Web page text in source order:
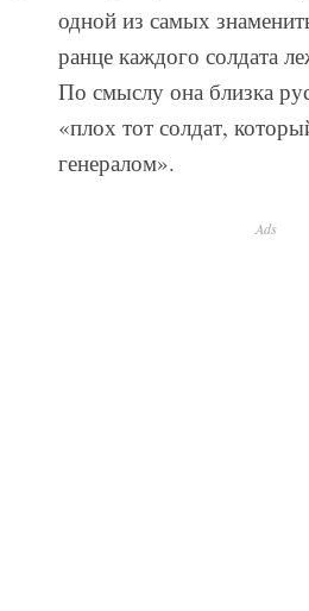
одной из самых
ранце каждого солдата
По смыслу она близка
«плох тот солдат,
генералом».
Ads